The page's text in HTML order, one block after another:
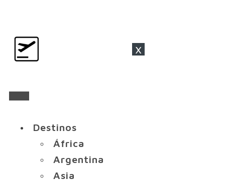
x
Destinos
África
Argentina
Asia